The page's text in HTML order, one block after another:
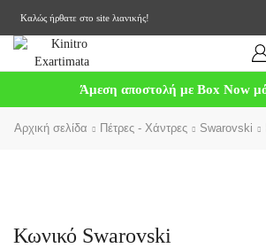
Καλώς ήρθατε στο site λιανικής!
Άμεση αποστολή με Box Now
Αρχική σελίδα Πέτρες - Χάντρες Swarovski
Κωνικό Swarovski